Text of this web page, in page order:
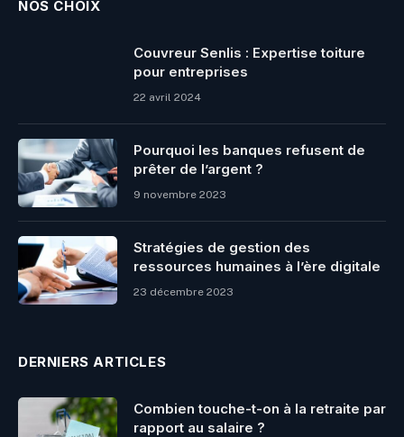
NOS CHOIX
Couvreur Senlis : Expertise toiture
pour entreprises
22 avril 2024
Pourquoi les banques refusent de
prêter de l’argent ?
9 novembre 2023
Stratégies de gestion des
ressources humaines à l’ère digitale
23 décembre 2023
DERNIERS ARTICLES
Combien touche-t-on à la retraite par
rapport au salaire ?